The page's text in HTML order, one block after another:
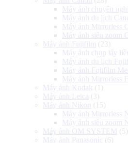
Máy ảnh chuyên
Máy ảnh du lịch
Máy ảnh Mirrorless
Máy ảnh siêu zoom
Máy ảnh Fujifilm (23)
Máy ảnh chụp lấy
Máy ảnh du lịch
Máy ảnh Fujifilm
Máy ảnh Mirrorless
Máy ảnh Kodak (1)
Máy ảnh Leica (3)
Máy ảnh Nikon
(15)
Máy ảnh Mirrorless
Máy ảnh siêu zoom
Máy ảnh OM SYSTEM (5)
Máy ảnh Panasonic (6)